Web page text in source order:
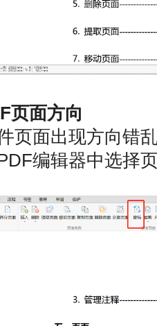
页面方向
页面出现方向错
编辑器中选择